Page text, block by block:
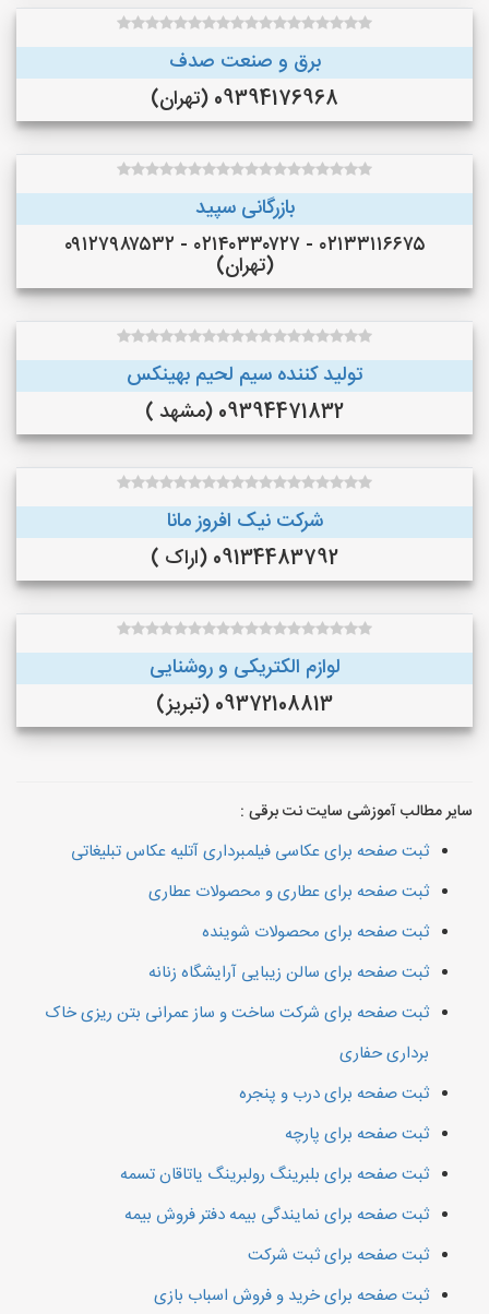
برق و صنعت صدف
09394176968 (تهران)
بازرگانی سپید
۰۲۱۳۳۱۱۶۶۷۵ - ۰۲۱۴۰۳۳۰۷۲۷ - ۰۹۱۲۷۹۸۷۵۳۲
(تهران)
تولید کننده سیم لحیم بهینکس
09394471832 (مشهد )
شرکت نیک افروز مانا
09134483792 (اراک )
لوازم الکتریکی و روشنایی
09372108813 (تبریز)
سایر مطالب آموزشی سایت نت برقی :
ثبت صفحه برای عکاسی فیلمبرداری آتلیه عکاس تبلیغاتی
ثبت صفحه برای عطاری و محصولات عطاری
ثبت صفحه برای محصولات شوینده
ثبت صفحه برای سالن زیبایی آرایشگاه زنانه
ثبت صفحه برای شرکت ساخت و ساز عمرانی بتن ریزی خاک
برداری حفاری
ثبت صفحه برای درب و پنجره
ثبت صفحه برای پارچه
ثبت صفحه برای بلبرینگ رولبرینگ یاتاقان تسمه
ثبت صفحه برای نمایندگی بیمه دفتر فروش بیمه
ثبت صفحه برای ثبت شرکت
ثبت صفحه برای خرید و فروش اسباب بازی